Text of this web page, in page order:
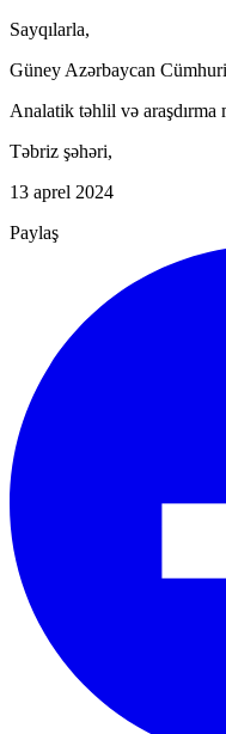
Sayqılarla,
Güney Azərbaycan
Analatik təhlil və araşdırma
Təbriz şəhəri,
13 aprel 2024
Paylaş